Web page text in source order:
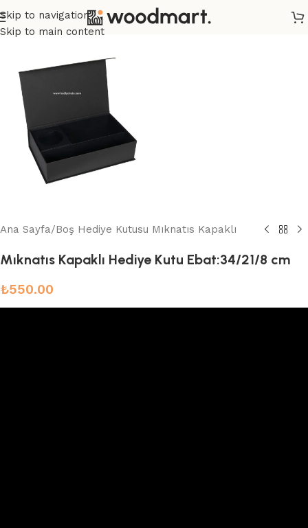
Skip to navigation
Skip to main content
Ana Sayfa/Boş Hediye Kutusu Mıknatıs Kapaklı
Mıknatıs Kapaklı Hediye Kutu Ebat:34/21/8 cm
₺550.00